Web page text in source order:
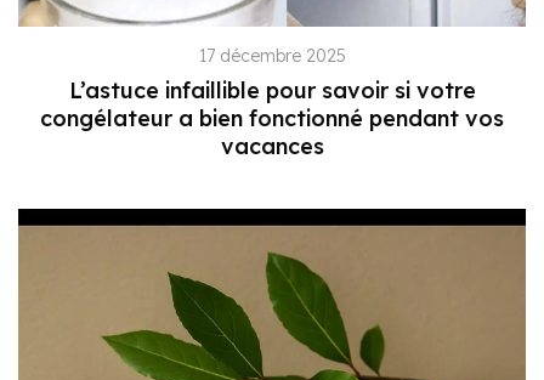
17 décembre 2025
L’astuce infaillible pour savoir si votre
congélateur a bien fonctionné pendant vos
vacances